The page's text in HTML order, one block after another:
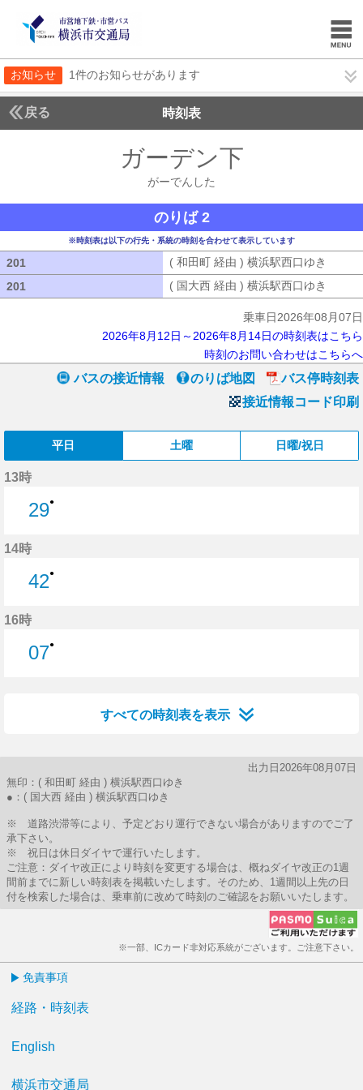
お知らせ 1件のお知らせがあります
戻る 時刻表
ガーデン下
がーでんした
のりば 2
※時刻表は以下の行先・系統の時刻を合わせて表示しています
201 ( 和田町 経由 ) 横浜駅西口ゆき
201
( 国大西 経由 ) 横浜駅西口ゆき
乗車日2026年08月07日
2026年8月12日～2026年8月14日の時刻表はこちら
時刻のお問い合わせはこちらへ
バスの接近情報 のりば地図
バス停時刻表
接近情報コード印刷
平日 土曜 日曜/祝日
13時
29●
14時
42●
16時
07●
すべての時刻表を表示
出力日2026年08月07日
無印：( 和田町 経由 ) 横浜駅西口ゆき
●：( 国大西 経由 ) 横浜駅西口ゆき
※ 道路渋滞等により、予定どおり運行できない場合がありますのでご了
承下さい。
※ 祝日は休日ダイヤで運行いたします。
ご注意：ダイヤ改正により時刻を変更する場合は、概ねダイヤ改正の1週
間前までに新しい時刻表を掲載いたします。そのため、1週間以上先の日
付を検索した場合は、乗車前に改めて時刻のご確認をお願いいたします。
※一部、ICカード非対応系統がございます。ご注意下さい。
免責事項
経路・時刻表
English
横浜市交通局